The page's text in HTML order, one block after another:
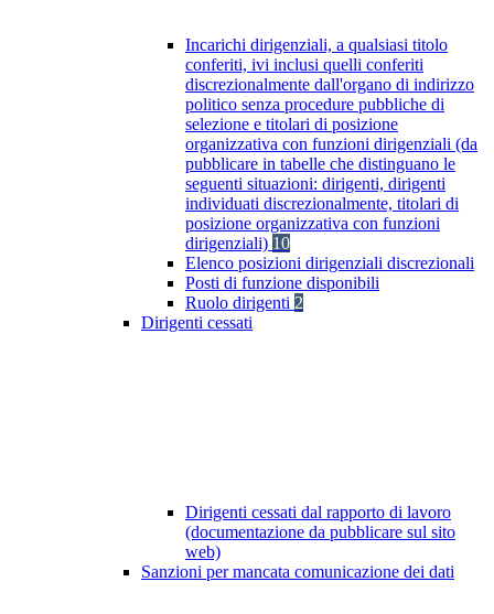
Incarichi dirigenziali, a qualsiasi titolo
conferiti, ivi inclusi quelli conferiti
discrezionalmente dall'organo di indirizzo
politico senza procedure pubbliche di
selezione e titolari di posizione
organizzativa con funzioni dirigenziali (da
pubblicare in tabelle che distinguano le
seguenti situazioni: dirigenti, dirigenti
individuati discrezionalmente, titolari di
posizione organizzativa con funzioni
dirigenziali) 10
Elenco posizioni dirigenziali discrezionali
Posti di funzione disponibili
Ruolo dirigenti 2
Dirigenti cessati
Dirigenti cessati dal rapporto di lavoro
(documentazione da pubblicare sul sito
web)
Sanzioni per mancata comunicazione dei dati